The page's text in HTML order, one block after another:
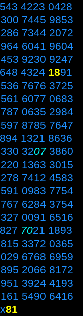
4223 0428
7445 9853
7344 2072
6041 9604
9230 9247
4324 1891
7676 3725
6077 0683
0635 2984
8785 7647
1321 8636
32073860
1363 3015
7412 4583
0983 7754
6284 3754
0091 6516
7021 1893
3372 0365
6768 6959
2066 8172
3924 4193
5490 6416
81